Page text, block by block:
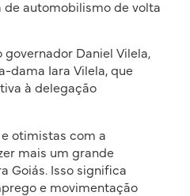
de automobilismo de volta
Daniel Vilela,
dama Iara Vilela, que
à delegação
otimistas com a
mais um grande
Goiás. Isso significa
e movimentação